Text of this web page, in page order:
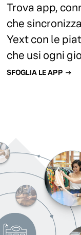
Trova app,
che
Yext con le
che usi ogni
SFOGLIA LE APP